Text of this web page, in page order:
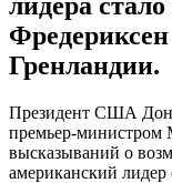
Гренландии.
Президент США
премьер-министром
высказываний о
американский лидер